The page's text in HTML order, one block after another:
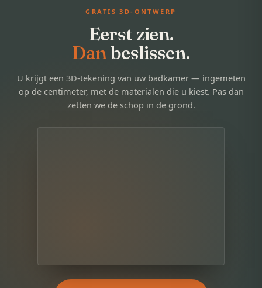
GRATIS 3D-ONTWERP
Eerst zien.
Danbeslissen.
U krijgt een 3D-tekening van uw badkamer — ingemeten
op de centimeter, met de materialen die u kiest. Pas dan
zetten we de schop in de grond.